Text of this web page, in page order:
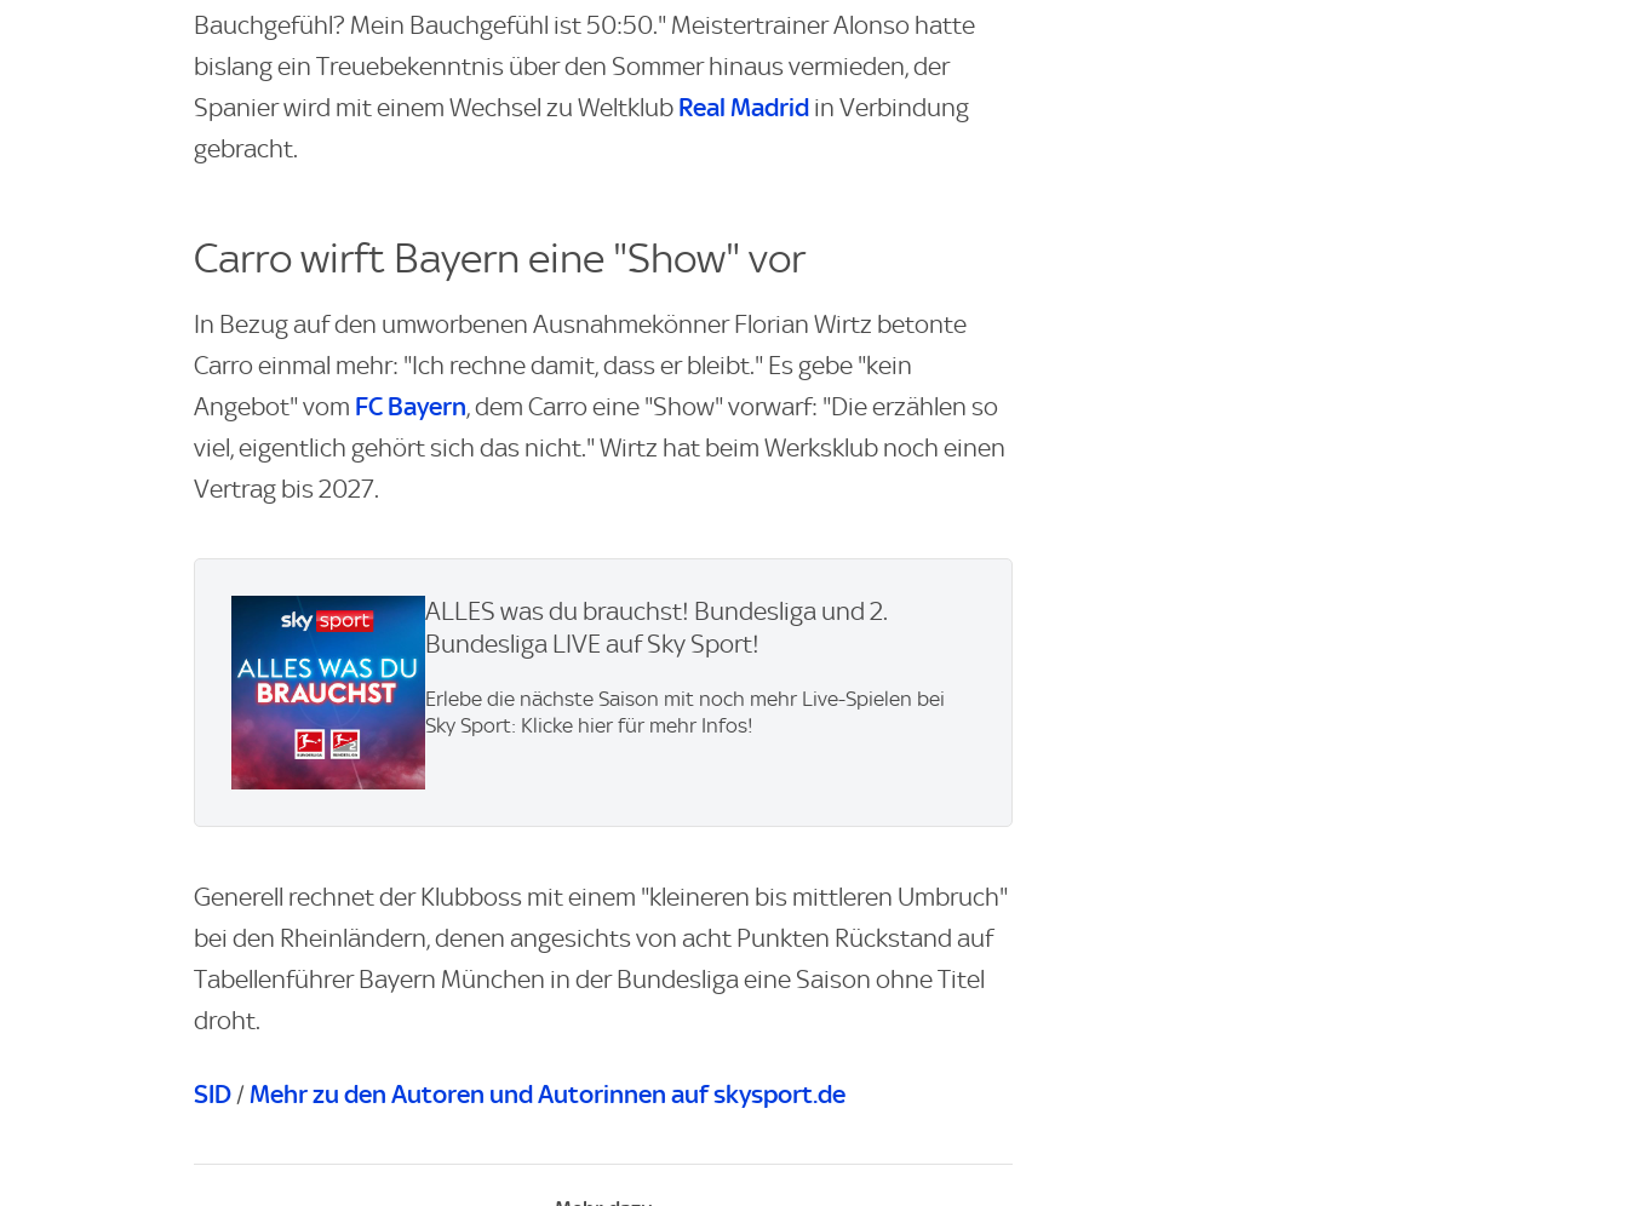
Bauchgefühl? Mein Bauchgefühl ist 50:50." Meistertrainer Alonso hatte
bislang ein Treuebekenntnis über den Sommer hinaus vermieden, der
Spanier wird mit einem Wechsel zu Weltklub Real Madrid in Verbindung
gebracht.
Carro wirft Bayern eine "Show" vor
In Bezug auf den umworbenen Ausnahmekönner Florian Wirtz betonte
Carro einmal mehr: "Ich rechne damit, dass er bleibt." Es gebe "kein
Angebot" vom FC Bayern, dem Carro eine "Show" vorwarf: "Die erzählen so
viel, eigentlich gehört sich das nicht." Wirtz hat beim Werksklub noch einen
Vertrag bis 2027.
ALLES was du brauchst! Bundesliga und 2.
Bundesliga LIVE auf Sky Sport!
Erlebe die nächste Saison mit noch mehr Live-Spielen bei
Sky Sport: Klicke hier für mehr Infos!
Generell rechnet der Klubboss mit einem "kleineren bis mittleren Umbruch"
bei den Rheinländern, denen angesichts von acht Punkten Rückstand auf
Tabellenführer Bayern München in der Bundesliga eine Saison ohne Titel
droht.
SID / Mehr zu den Autoren und Autorinnen auf skysport.de